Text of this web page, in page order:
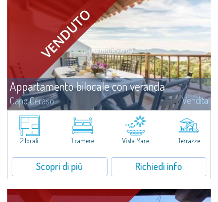
Appartamento bilocale con veranda
Capo Ceraso Vendita
​Appartamento bilocale di recente ristrutturazione in vendita a Capo Ceraso
Resort, un'oasi di 16 ettari di parco naturale che si affaccia sul mare
cristallino del Parco Marino di Tavolara.L'immobile è composto da un...
2 locali
1 camere Vista Mare Terrazze
Scopri di più Richiedi info